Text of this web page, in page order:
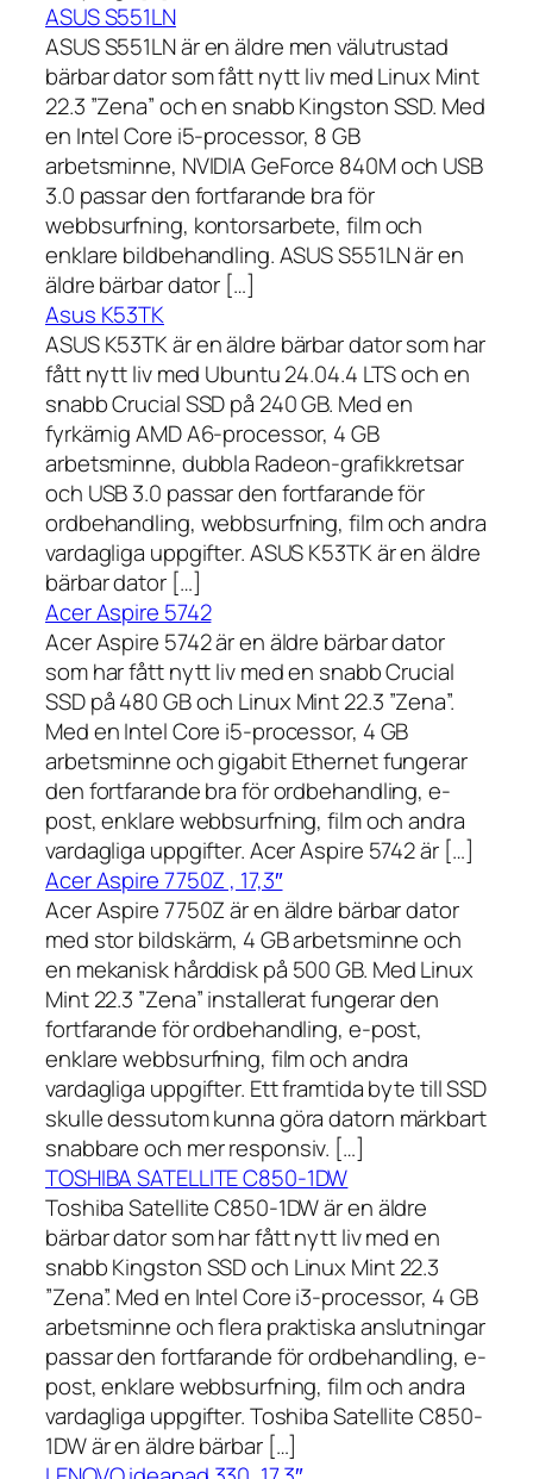
ASUS S551LN
ASUS S551LN är en äldre men välutrustad
bärbar dator som fått nytt liv med Linux Mint
22.3 ”Zena” och en snabb Kingston SSD. Med
en Intel Core i5-processor, 8 GB
arbetsminne, NVIDIA GeForce 840M och USB
3.0 passar den fortfarande bra för
webbsurfning, kontorsarbete, film och
enklare bildbehandling. ASUS S551LN är en
äldre bärbar dator […]
Asus K53TK
ASUS K53TK är en äldre bärbar dator som har
fått nytt liv med Ubuntu 24.04.4 LTS och en
snabb Crucial SSD på 240 GB. Med en
fyrkärnig AMD A6-processor, 4 GB
arbetsminne, dubbla Radeon-grafikkretsar
och USB 3.0 passar den fortfarande för
ordbehandling, webbsurfning, film och andra
vardagliga uppgifter. ASUS K53TK är en äldre
bärbar dator […]
Acer Aspire 5742
Acer Aspire 5742 är en äldre bärbar dator
som har fått nytt liv med en snabb Crucial
SSD på 480 GB och Linux Mint 22.3 ”Zena”.
Med en Intel Core i5-processor, 4 GB
arbetsminne och gigabit Ethernet fungerar
den fortfarande bra för ordbehandling, e-
post, enklare webbsurfning, film och andra
vardagliga uppgifter. Acer Aspire 5742 är […]
Acer Aspire 7750Z , 17,3″
Acer Aspire 7750Z är en äldre bärbar dator
med stor bildskärm, 4 GB arbetsminne och
en mekanisk hårddisk på 500 GB. Med Linux
Mint 22.3 ”Zena” installerat fungerar den
fortfarande för ordbehandling, e-post,
enklare webbsurfning, film och andra
vardagliga uppgifter. Ett framtida byte till SSD
skulle dessutom kunna göra datorn märkbart
snabbare och mer responsiv. […]
TOSHIBA SATELLITE C850-1DW
Toshiba Satellite C850-1DW är en äldre
bärbar dator som har fått nytt liv med en
snabb Kingston SSD och Linux Mint 22.3
”Zena”. Med en Intel Core i3-processor, 4 GB
arbetsminne och flera praktiska anslutningar
passar den fortfarande för ordbehandling, e-
post, enklare webbsurfning, film och andra
vardagliga uppgifter. Toshiba Satellite C850-
1DW är en äldre bärbar […]